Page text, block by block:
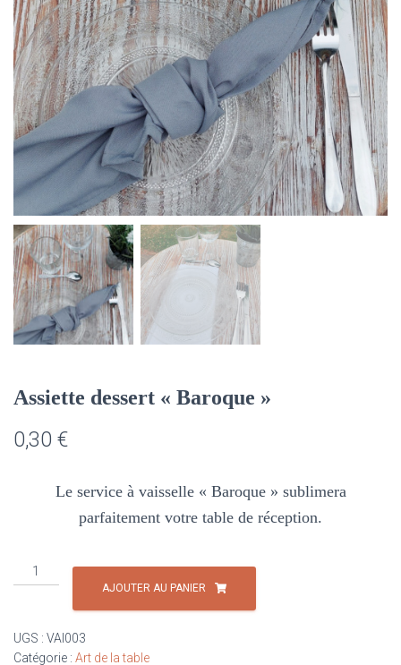
Assiette dessert « Baroque »
0,30 €
Le service à vaisselle « Baroque » sublimera
parfaitement votre table de réception.
quantité
de
"Baroque"
AJOUTER AU PANIER
UGS : VAI003
Catégorie : Art de la table